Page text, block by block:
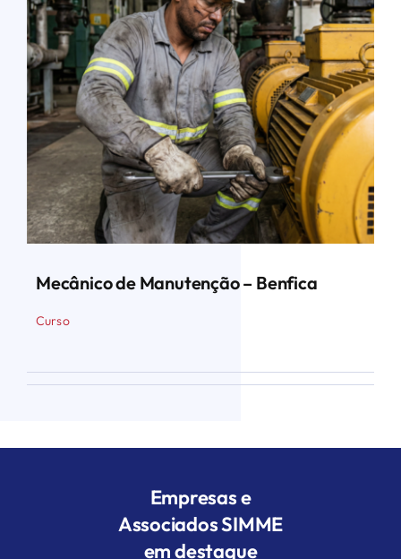
Mecânico de Manutenção – Benfica
Curso
Empresas e
Associados SIMME
em destaque